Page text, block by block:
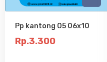
Pp kantong 05 06x10
Rp.3.300